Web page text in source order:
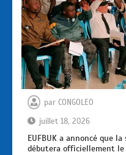
par CONGOLEO
juillet 18, 2026
EUFBUK a annoncé que
débutera officiellement le